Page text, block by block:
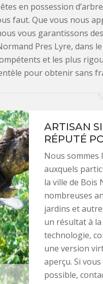
en possession
faut. Que vous nous
vous garantissons
Pres Lyre, dans
et les plus
pour obtenir sans
ARTISAN
RÉPUTÉ
Nous sommes
auxquels
la ville de Bois
nombreuses
jardins et
un résultat à la
technologie,
une version
aperçu. Si
possible,